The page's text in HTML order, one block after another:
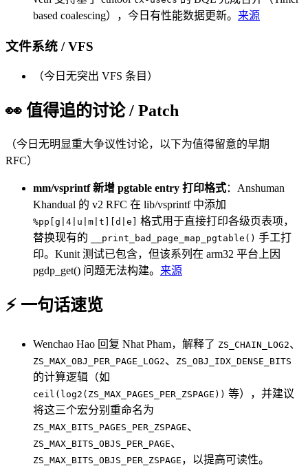
based coalescing），今日有性能数据更新。 来源
文件系统 / VFS
（今日无突出 VFS 条目）
👀 值得追的讨论 / Patch
（今日无明显重大争议性讨论，以下为值得留意的早期
RFC）
mm/vsprintf 新增 pgtable entry 打印格式：Anshuman
Khandual 的 v2 RFC 在 lib/vsprintf 中添加
%pp[g|4|u|m|t][d|e]
格式用于直接打印各级页表项，
替换现有的
__print_bad_page_map_pgtable() 手工打
印。Kunit 测试已包含，但该系列在 arm32 平台上因
pgdp_get() 问题无法构建。 来源
⚡ 一句话速览
Wenchao Hao 回复 Nhat Pham，解释了 ZS_CHAIN_LOG2、
ZS_MAX_OBJ_PER_PAGE_LOG2、 ZS_OBJ_IDX_DENSE_BITS
的计算逻辑（如
ceil(log2(ZS_MAX_PAGES_PER_ZSPAGE)) 等），并建议
将这三个宏分别重命名为
ZS_MAX_BITS_PAGES_PER_ZSPAGE、
ZS_MAX_BITS_OBJS_PER_PAGE、
ZS_MAX_BITS_OBJS_PER_ZSPAGE ，以提高可读性。